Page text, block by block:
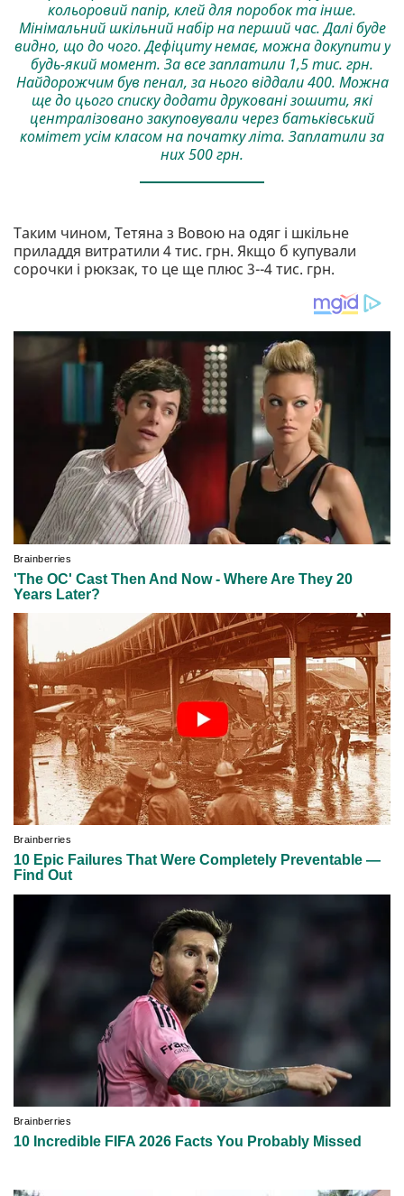
кольоровий папір, клей для поробок та інше.
Мінімальний шкільний набір на перший час. Далі буде
видно, що до чого. Дефіциту немає, можна докупити у
будь-який момент. За все заплатили 1,5 тис. грн.
Найдорожчим був пенал, за нього віддали 400. Можна
ще до цього списку додати друковані зошити, які
централізовано закуповували через батьківський
комітет усім класом на початку літа. Заплатили за
них 500 грн.
Таким чином, Тетяна з Вовою на одяг і шкільне
приладдя витратили 4 тис. грн. Якщо б купували
сорочки і рюкзак, то це ще плюс 3--4 тис. грн.